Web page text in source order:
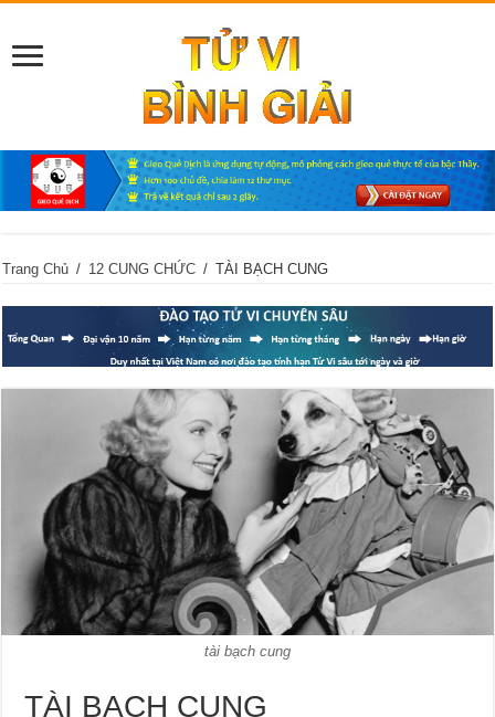
Trang Chủ / 12 CUNG CHỨC / TÀI BẠCH CUNG
tài bạch cung
TÀI BẠCH CUNG